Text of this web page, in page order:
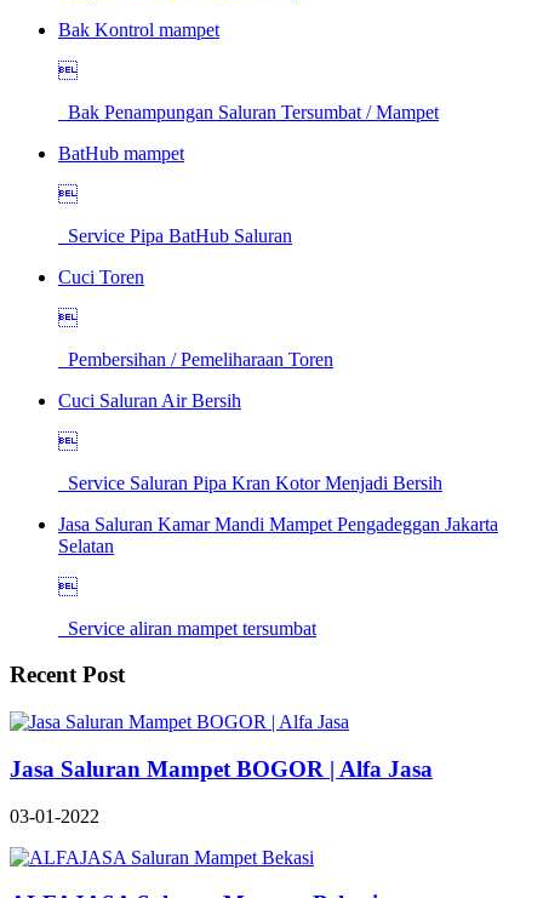
Bak Kontrol mampet

Bak Penampungan Saluran Tersumbat / Mampet
BatHub mampet

Service Pipa BatHub Saluran
Cuci Toren

Pembersihan / Pemeliharaan Toren
Cuci Saluran Air Bersih

Service Saluran Pipa Kran Kotor Menjadi Bersih
Jasa Saluran Kamar Mandi Mampet Pengadeggan Jakarta
Selatan

Service aliran mampet tersumbat
Recent Post
Jasa Saluran Mampet BOGOR | Alfa Jasa
03-01-2022